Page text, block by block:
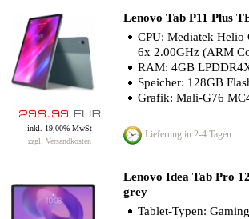
Lenovo Tab P11 Plus
CPU: Mediatek
6x 2.00GHz (ARM
RAM: 4GB
Speicher: 128GB
Grafik: Mali-G76
inkl. 19,00% MwSt
zzgl. Versandkosten
Lieferung in 2-4 Tagen
Lenovo Idea Tab Pro
grey
Tablet-Typen: